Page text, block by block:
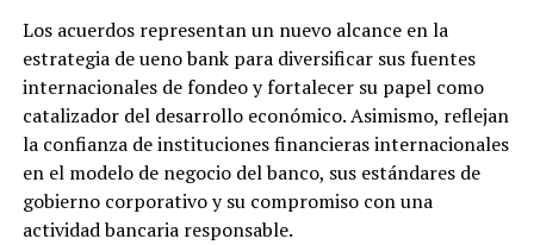
Los acuerdos representan un nuevo alcance en la
estrategia de ueno bank para diversificar sus fuentes
internacionales de fondeo y fortalecer su papel como
catalizador del desarrollo económico. Asimismo, reflejan
la confianza de instituciones financieras internacionales
en el modelo de negocio del banco, sus estándares de
gobierno corporativo y su compromiso con una
actividad bancaria responsable.